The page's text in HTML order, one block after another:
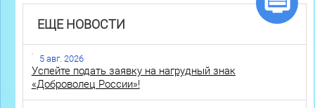
ЕЩЕ НОВОСТИ
5 авг. 2026
Успейте подать заявку на нагрудный знак
«Доброволец России»!